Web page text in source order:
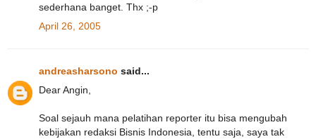
sederhana banget. Thx ;-p
April 26, 2005
andreasharsono said...
Dear Angin,
Soal sejauh mana pelatihan reporter itu bisa mengubah
kebijakan redaksi Bisnis Indonesia, tentu saja, saya tak